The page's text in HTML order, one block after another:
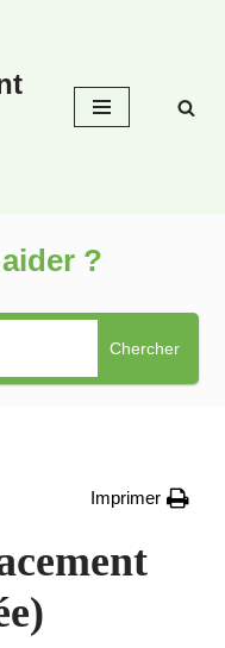
?
Chercher
Imprimer